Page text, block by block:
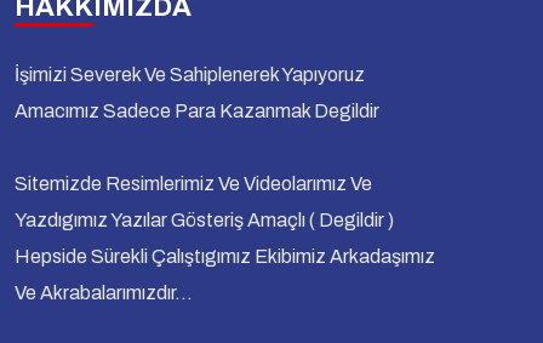
HAKKIMIZDA
İşimizi Severek Ve Sahiplenerek Yapıyoruz
Amacımız Sadece Para Kazanmak Degildir
Sitemizde Resimlerimiz Ve Videolarımız Ve
Yazdıgımız Yazılar Gösteriş Amaçlı ( Degildir )
Hepside Sürekli Çalıştıgımız Ekibimiz Arkadaşımız
Ve Akrabalarımızdır...